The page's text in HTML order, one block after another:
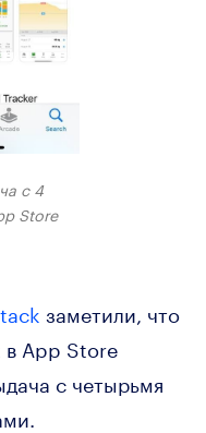
с 4
Store
заметили, что
в App Store
с четырьмя